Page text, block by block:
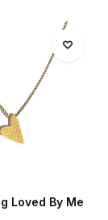
Loved By Me